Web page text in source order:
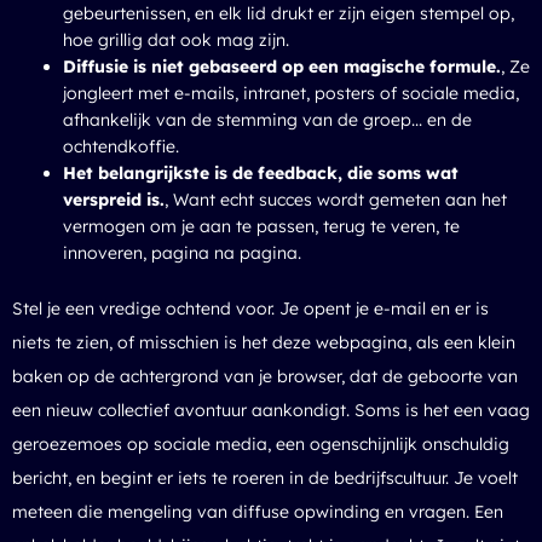
gebeurtenissen, en elk lid drukt er zijn eigen stempel op,
hoe grillig dat ook mag zijn.
Diffusie is niet gebaseerd op een magische formule., Ze
jongleert met e-mails, intranet, posters of sociale media,
afhankelijk van de stemming van de groep... en de
ochtendkoffie.
Het belangrijkste is de feedback, die soms wat
verspreid is., Want echt succes wordt gemeten aan het
vermogen om je aan te passen, terug te veren, te
innoveren, pagina na pagina.
Stel je een vredige ochtend voor. Je opent je e-mail en er is
niets te zien, of misschien is het deze webpagina, als een klein
baken op de achtergrond van je browser, dat de geboorte van
een nieuw collectief avontuur aankondigt. Soms is het een vaag
geroezemoes op sociale media, een ogenschijnlijk onschuldig
bericht, en begint er iets te roeren in de bedrijfscultuur. Je voelt
meteen die mengeling van diffuse opwinding en vragen. Een